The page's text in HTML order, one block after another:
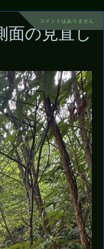
コメントはありません
の見直し